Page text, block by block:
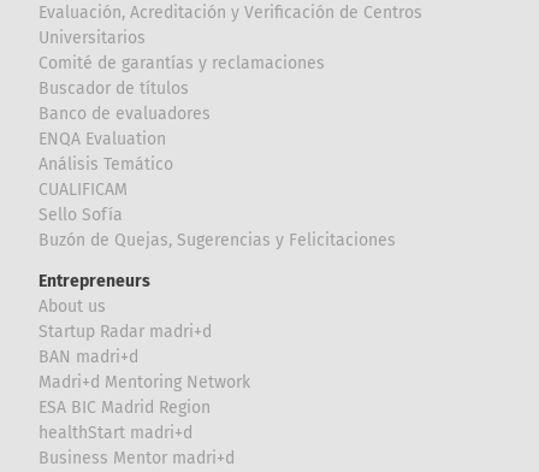
Evaluación, Acreditación y Verificación de Centros
Universitarios
Comité de garantías y reclamaciones
Buscador de títulos
Banco de evaluadores
ENQA Evaluation
Análisis Temático
CUALIFICAM
Sello Sofía
Buzón de Quejas, Sugerencias y Felicitaciones
Entrepreneurs
About us
Startup Radar madri+d
BAN madri+d
Madri+d Mentoring Network
ESA BIC Madrid Region
healthStart madri+d
Business Mentor madri+d